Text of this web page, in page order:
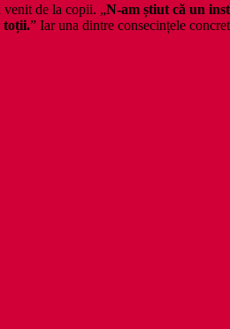
venit de la copii. „N-am știut că un
toții.” Iar una dintre consecințele